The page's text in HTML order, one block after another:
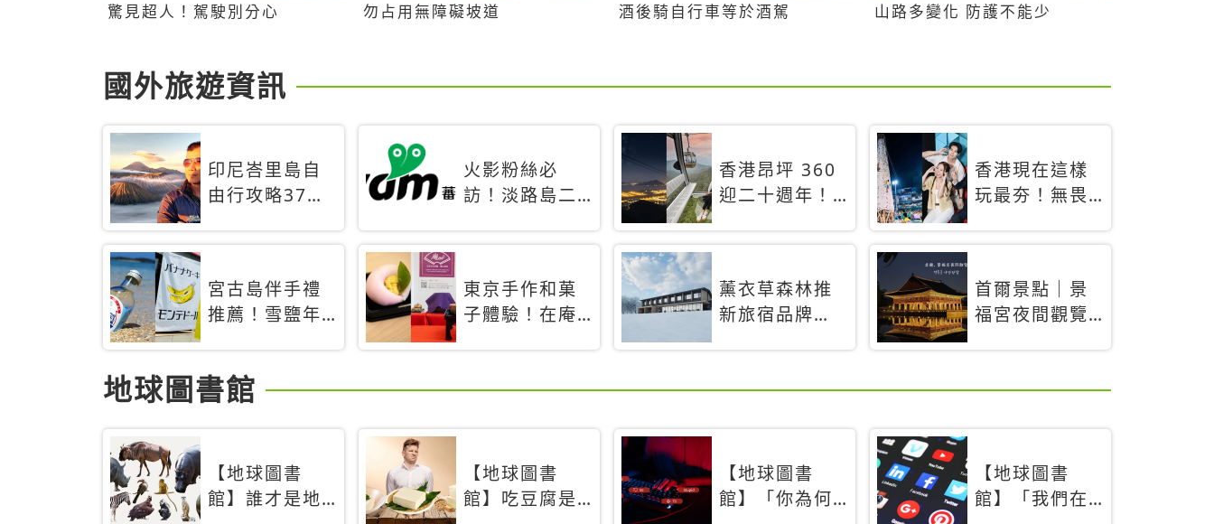
驚見超人！駕駛別分心 勿占用無障礙坡道 酒後騎自行車等於酒駕 山路多變化 防護不能少
國外旅遊資訊
印尼峇里島自
由行攻略37天
萬台幣 ❤️別等
(附8.5萬次下
載峇里島地圖)
😍
火影粉絲必
訪！淡路島二
「曉」解謎任
援中文
香港昂坪 360
迎二十週年！
間纜車」，輕
揭秘台灣專屬
禮遇
香港現在這樣
玩最夯！無畏
現在買自由行
宮古島伴手禮
推薦！雪鹽年
必買清單
東京手作和菓
子體驗！在庵
薰衣草森林推
新旅宿品牌
首間選址北海
首爾景點｜景
福宮夜間觀覽
放時間、購票
白天與夜晚截
然不同的宮殿
地球圖書館
【地球圖書
館】誰才是地
【地球圖書
館】吃豆腐是
【地球圖書
館】「你為何
【地球圖書
館】「我們在